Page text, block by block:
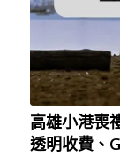
高雄小港喪
透明收費、